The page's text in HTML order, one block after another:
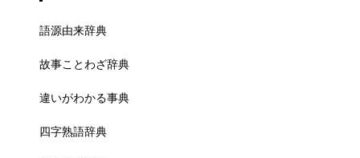
語源由来辞典
故事ことわざ辞典
違いがわかる事典
四字熟語辞典